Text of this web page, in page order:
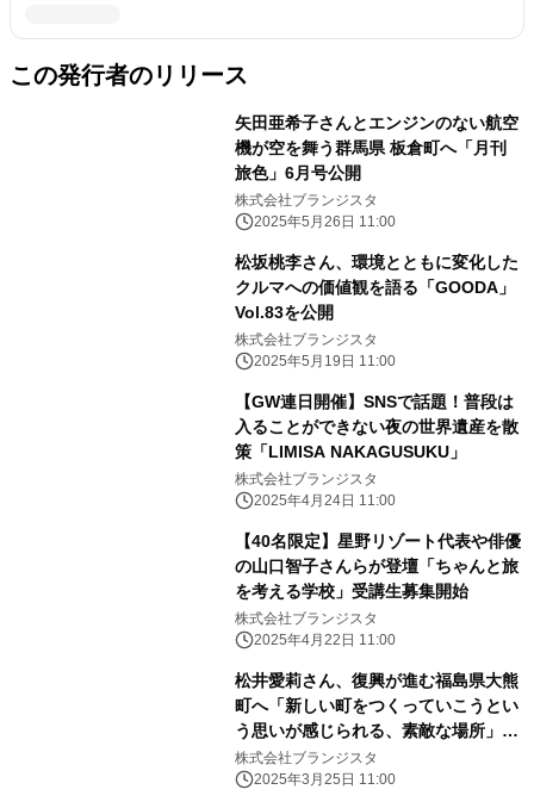
この発行者のリリース
矢田亜希子さんとエンジンのない航空
機が空を舞う群馬県 板倉町へ「月刊
旅色」6月号公開
株式会社ブランジスタ
2025年5月26日 11:00
松坂桃李さん、環境とともに変化した
クルマへの価値観を語る「GOODA」
Vol.83を公開
株式会社ブランジスタ
2025年5月19日 11:00
【GW連日開催】SNSで話題！普段は
入ることができない夜の世界遺産を散
策「LIMISA NAKAGUSUKU」
株式会社ブランジスタ
2025年4月24日 11:00
【40名限定】星野リゾート代表や俳優
の山口智子さんらが登壇「ちゃんと旅
を考える学校」受講生募集開始
株式会社ブランジスタ
2025年4月22日 11:00
松井愛莉さん、復興が進む福島県大熊
町へ「新しい町をつくっていこうとい
う思いが感じられる、素敵な場所」
「月刊 旅色」4月号公開
株式会社ブランジスタ
2025年3月25日 11:00